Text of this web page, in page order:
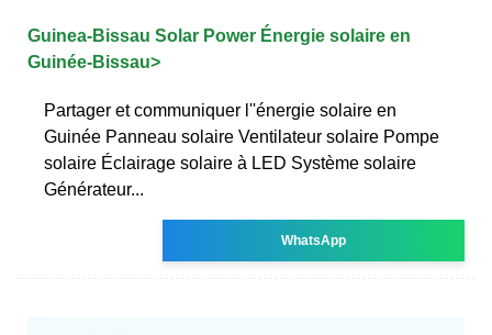
Guinea-Bissau Solar Power Énergie solaire en
Guinée-Bissau>
Partager et communiquer l''énergie solaire en
Guinée Panneau solaire Ventilateur solaire Pompe
solaire Éclairage solaire à LED Système solaire
Générateur...
WhatsApp